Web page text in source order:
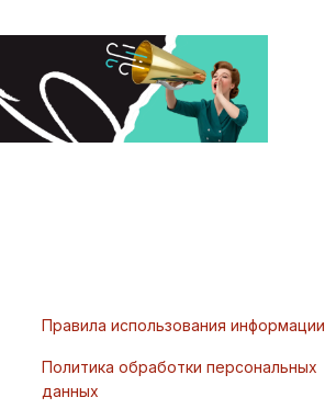
Правила использования информации
Политика обработки персональных
данных